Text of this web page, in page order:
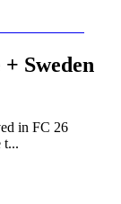
Sweden
in FC 26
t...